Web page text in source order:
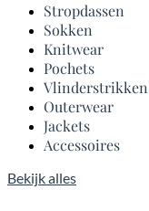
Stropdassen
Sokken
Knitwear
Pochets
Vlinderstrikken
Outerwear
Jackets
Accessoires
Bekijk alles